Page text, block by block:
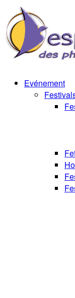
Evénement